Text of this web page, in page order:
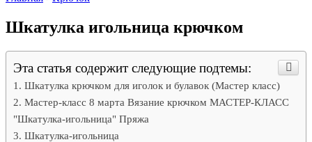
Шкатулка игольница крючком
Эта статья содержит следующие подтемы:
Шкатулка крючком для иголок и булавок (Мастер класс)
Мастер-класс 8 марта Вязание крючком МАСТЕР-КЛАСС
"Шкатулка-игольница" Пряжа
Шкатулка-игольница